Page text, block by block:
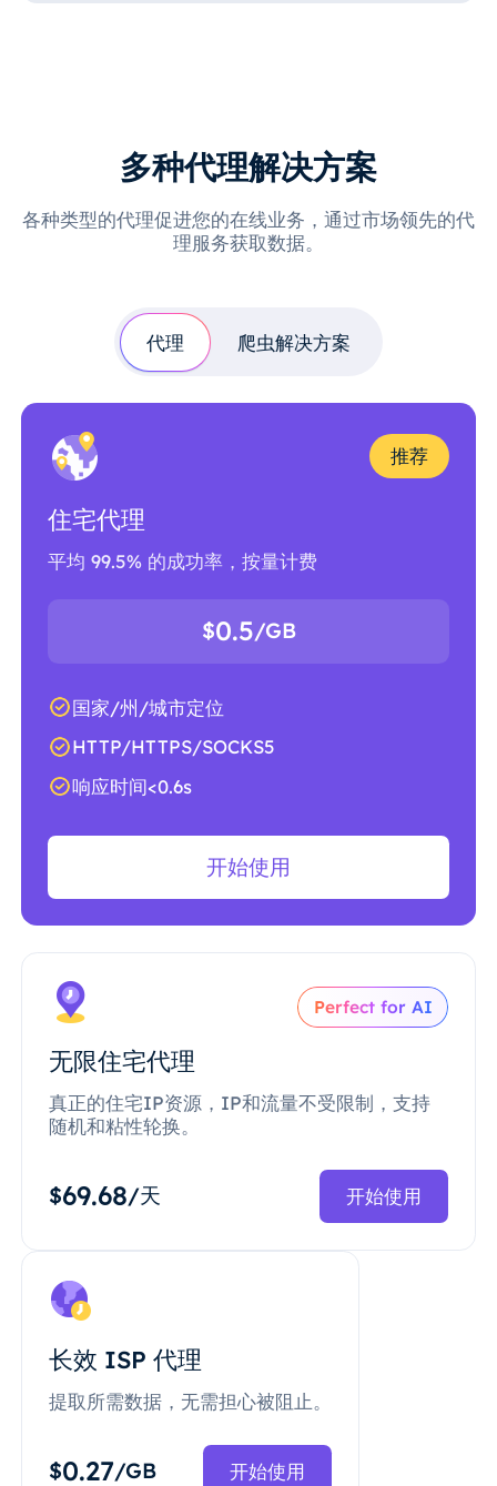
多种代理解决方案
各种类型的代理促进您的在线业务，通过市场领先的代
理服务获取数据。
代理 爬虫解决方案
推荐
住宅代理
平均 99.5% 的成功率，按量计费
$0.5/GB
国家/州/城市定位
HTTP/HTTPS/SOCKS5
响应时间<0.6s
开始使用
Perfect for AI
无限住宅代理
真正的住宅IP资源，IP和流量不受限制，支持
随机和粘性轮换。
$69.68/天 开始使用
长效 ISP 代理
提取所需数据，无需担心被阻止。
$0.27/GB 开始使用